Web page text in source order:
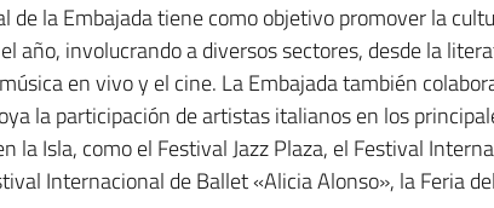
de la Embajada tiene como objetivo promover la
año, involucrando a diversos sectores, desde la
en vivo y el cine. La Embajada también
la participación de artistas italianos en los
la Isla, como el Festival Jazz Plaza, el Festival
Internacional de Ballet «Alicia Alonso», la Feria